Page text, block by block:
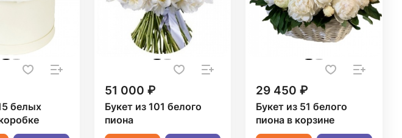
белых
51 000 ₽
Букет из 101 белого
пиона
29 450 ₽
Букет из 51 белого
пиона в корзине